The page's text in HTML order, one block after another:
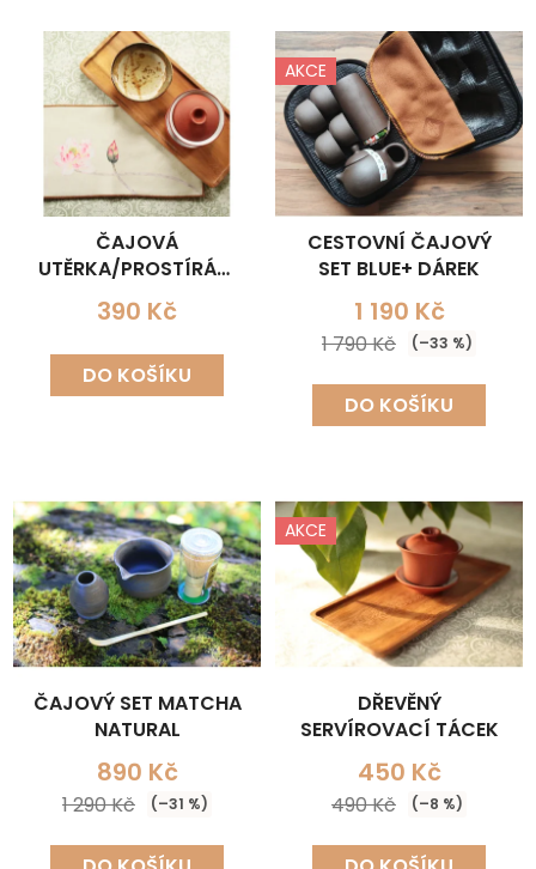
ČAJOVÁ
UTĚRKA/PROSTÍRÁNÍ
LOTOS PRO OBŘAD
KUNG-FU
390 Kč
DO KOŠÍKU
AKCE
CESTOVNÍ ČAJOVÝ
SET BLUE+ DÁREK
1 190 Kč
1 790 Kč (–33 %)
DO KOŠÍKU
ČAJOVÝ SET MATCHA
NATURAL
890 Kč
1 290 Kč (–31 %)
AKCE
DŘEVĚNÝ
SERVÍROVACÍ TÁCEK
450 Kč
490 Kč (–8 %)